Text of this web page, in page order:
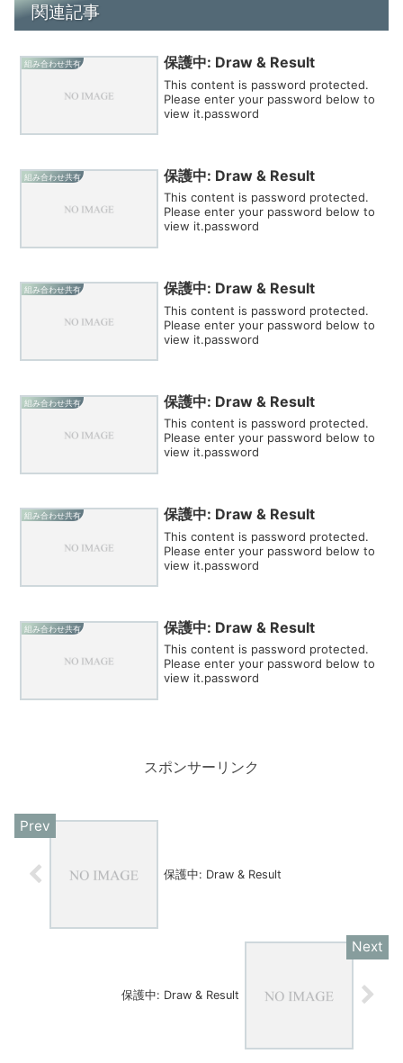
関連記事
組み合わせ共有 保護中: Draw & Result
This content is password protected.
Please enter your password below to
view it.password
組み合わせ共有 保護中: Draw & Result
This content is password protected.
Please enter your password below to
view it.password
組み合わせ共有 保護中: Draw & Result
This content is password protected.
Please enter your password below to
view it.password
組み合わせ共有 保護中: Draw & Result
This content is password protected.
Please enter your password below to
view it.password
組み合わせ共有 保護中: Draw & Result
This content is password protected.
Please enter your password below to
view it.password
組み合わせ共有 保護中: Draw & Result
This content is password protected.
Please enter your password below to
view it.password
スポンサーリンク
保護中: Draw & Result
保護中: Draw & Result